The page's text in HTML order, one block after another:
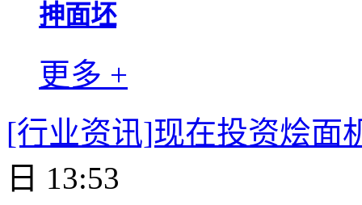
抻面坯
更多 +
[行业资讯]现在投资烩面
日 13:53